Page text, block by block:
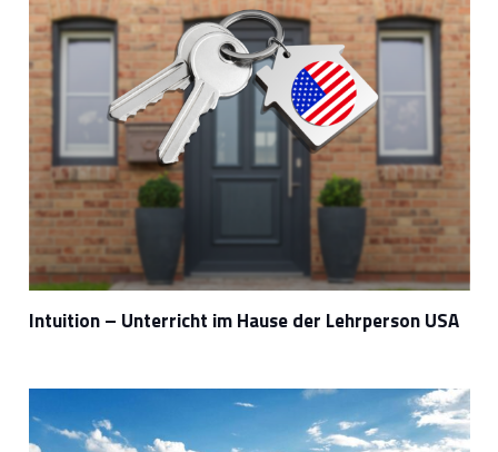
Intuition – Unterricht im Hause der Lehrperson USA